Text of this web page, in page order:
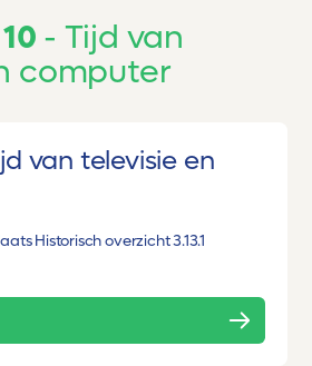
Tijd van
computer
van televisie en
Historisch overzicht 3.13.1